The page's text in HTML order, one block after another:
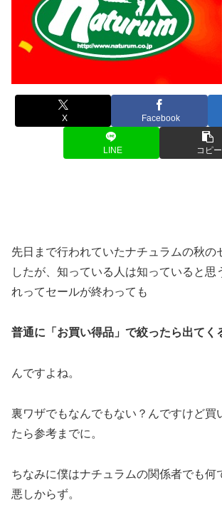
X Facebook
LINE コピー
先日まで行われていたナチュラムの秋の
したが、知っている人は知っていると思
れってセールが終わっても
普通に「お買い得品」で絞ったら出てく
んですよね。
裏ワザでもなんでもない？んですけど買
たら参考までに。
ちなみに僕はナチュラムの関係者でも何
悪しからず。